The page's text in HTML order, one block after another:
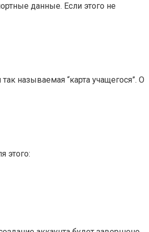
данные. Если этого не
называемая “карта учащегося”. О
этого: